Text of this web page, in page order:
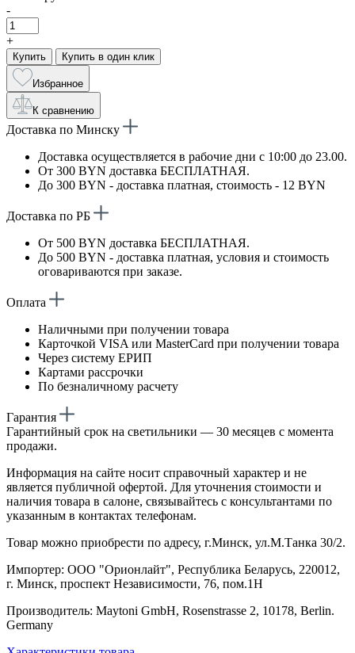
-
+
Купить Купить в один клик
Избранное
К сравнению
Доставка по Минску
Доставка осуществляется в рабочие дни с 10:00 до 23.00.
От 300 BYN доставка БЕСПЛАТНАЯ.
До 300 BYN - доставка платная, стоимость - 12 BYN
Доставка по РБ
От 500 BYN доставка БЕСПЛАТНАЯ.
До 500 BYN - доставка платная, условия и стоимость
оговариваются при заказе.
Оплата
Наличными при получении товара
Карточкой VISA или MasterCard при получении товара
Через систему ЕРИП
Картами рассрочки
По безналичному расчету
Гарантия
Гарантийный срок на светильники — 30 месяцев с момента
продажи.
Информация на сайте носит справочный характер и не
является публичной офертой. Для уточнения стоимости и
наличия товара в салоне, связывайтесь с консультантами по
указанным в контактах телефонам.
Товар можно приобрести по адресу, г.Минск, ул.М.Танка 30/2.
Импортер: ООО "Орионлайт", Республика Беларусь, 220012,
г. Минск, проспект Независимости, 76, пом.1Н
Производитель: Maytoni GmbH, Rosenstrasse 2, 10178, Berlin.
Germany